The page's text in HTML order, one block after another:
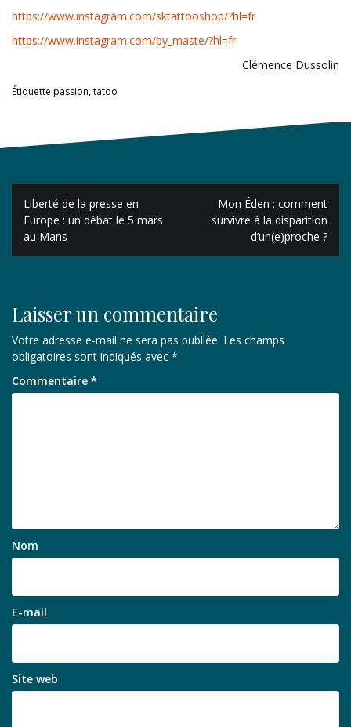
https://www.instagram.com/sktattooshop/?hl=fr
https://www.instagram.com/by_maste/?hl=fr
Clémence Dussolin
Étiquette passion,tatoo
Navigation
de
l’article
Liberté de la presse en
Europe : un débat le 5 mars
au Mans
Mon Éden : comment
survivre à la disparition
d’un(e)proche ?
Laisser un commentaire
Votre adresse e-mail ne sera pas publiée. Les champs
obligatoires sont indiqués avec *
Commentaire *
Nom
E-mail
Site web